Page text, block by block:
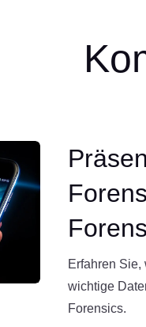
Erfahren
wichtige
Forensics.